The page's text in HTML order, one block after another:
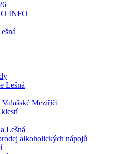
INFO
Lešná
Valašské Meziříčí
Lešná
alkoholických nápojů